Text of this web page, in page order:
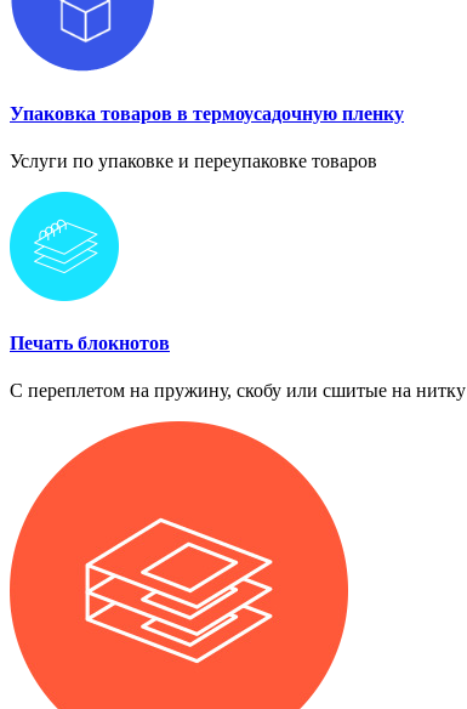
Упаковка товаров в термоусадочную пленку
Услуги по упаковке и переупаковке товаров
Печать блокнотов
С переплетом на пружину, скобу или сшитые на нитку